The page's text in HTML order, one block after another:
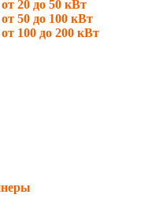
20 до 50 кВт
50 до 100 кВт
100 до 200 кВт